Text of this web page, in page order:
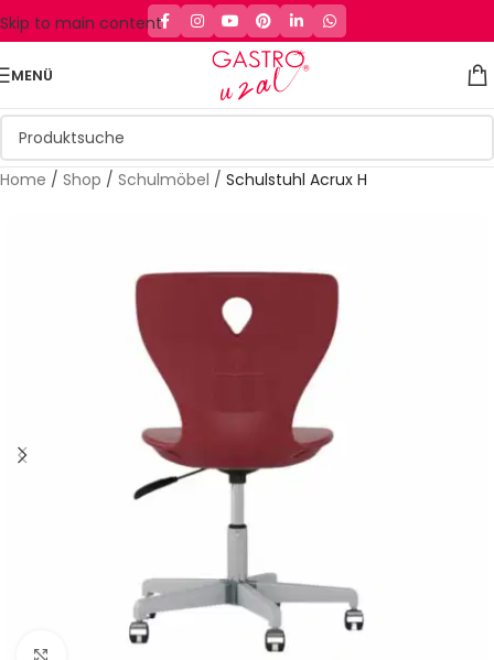
Skip to main content
MENÜ
Home / Shop / Schulmöbel / Schulstuhl Acrux H